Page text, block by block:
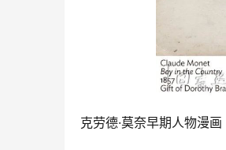
克劳德·莫奈早期人物漫画